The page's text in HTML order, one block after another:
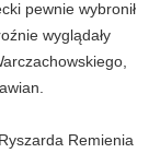
pewnie wybronił
wyglądały
Remienia